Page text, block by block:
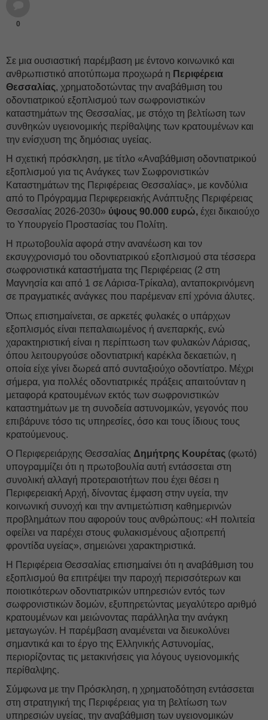
0
Σε μια ουσιαστική παρέμβαση με έντονο κοινωνικό και
ανθρωπιστικό αποτύπωμα προχωρά η Περιφέρεια
Θεσσαλίας, χρηματοδοτώντας την αναβάθμιση του
οδοντιατρικού εξοπλισμού των σωφρονιστικών
καταστημάτων της Θεσσαλίας, με στόχο τη βελτίωση των
συνθηκών υγειονομικής περίθαλψης των κρατουμένων και
την ενίσχυση της δημόσιας υγείας.
Η σχετική πρόσκληση, με τίτλο «Αναβάθμιση οδοντιατρικού
εξοπλισμού για τις Ανάγκες των Σωφρονιστικών
Καταστημάτων της Περιφέρειας Θεσσαλίας», με κονδύλια
από το Πρόγραμμα Περιφερειακής Ανάπτυξης Περιφέρειας
Θεσσαλίας 2026-2030» ύψους 90.000 ευρώ, έχει δικαιούχο
το Υπουργείο Προστασίας του Πολίτη.
Η πρωτοβουλία αφορά στην ανανέωση και τον
εκσυγχρονισμό του οδοντιατρικού εξοπλισμού στα τέσσερα
σωφρονιστικά καταστήματα της Περιφέρειας (2 στη
Μαγνησία και από 1 σε Λάρισα-Τρίκαλα), ανταποκρινόμενη
σε πραγματικές ανάγκες που παρέμεναν επί χρόνια άλυτες.
Όπως επισημαίνεται, σε αρκετές φυλακές ο υπάρχων
εξοπλισμός είναι πεπαλαιωμένος ή ανεπαρκής, ενώ
χαρακτηριστική είναι η περίπτωση των φυλακών Λάρισας,
όπου λειτουργούσε οδοντιατρική καρέκλα δεκαετιών, η
οποία είχε γίνει δωρεά από συνταξιούχο οδοντίατρο. Μέχρι
σήμερα, για πολλές οδοντιατρικές πράξεις απαιτούνταν η
μεταφορά κρατουμένων εκτός των σωφρονιστικών
καταστημάτων με τη συνοδεία αστυνομικών, γεγονός που
επιβάρυνε τόσο τις υπηρεσίες, όσο και τους ίδιους τους
κρατούμενους.
Ο Περιφερειάρχης Θεσσαλίας Δημήτρης Κουρέτας (φωτό)
υπογραμμίζει ότι η πρωτοβουλία αυτή εντάσσεται στη
συνολική αλλαγή προτεραιοτήτων που έχει θέσει η
Περιφερειακή Αρχή, δίνοντας έμφαση στην υγεία, την
κοινωνική συνοχή και την αντιμετώπιση καθημερινών
προβλημάτων που αφορούν τους ανθρώπους: «Η πολιτεία
οφείλει να παρέχει στους φυλακισμένους αξιοπρεπή
φροντίδα υγείας», σημειώνει χαρακτηριστικά.
Η Περιφέρεια Θεσσαλίας επισημαίνει ότι η αναβάθμιση του
εξοπλισμού θα επιτρέψει την παροχή περισσότερων και
ποιοτικότερων οδοντιατρικών υπηρεσιών εντός των
σωφρονιστικών δομών, εξυπηρετώντας μεγαλύτερο αριθμό
κρατουμένων και μειώνοντας παράλληλα την ανάγκη
μεταγωγών. Η παρέμβαση αναμένεται να διευκολύνει
σημαντικά και το έργο της Ελληνικής Αστυνομίας,
περιορίζοντας τις μετακινήσεις για λόγους υγειονομικής
περίθαλψης.
Σύμφωνα με την Πρόσκληση, η χρηματοδότηση εντάσσεται
στη στρατηγική της Περιφέρειας για τη βελτίωση των
υπηρεσιών υγείας, την αναβάθμιση των υγειονομικών